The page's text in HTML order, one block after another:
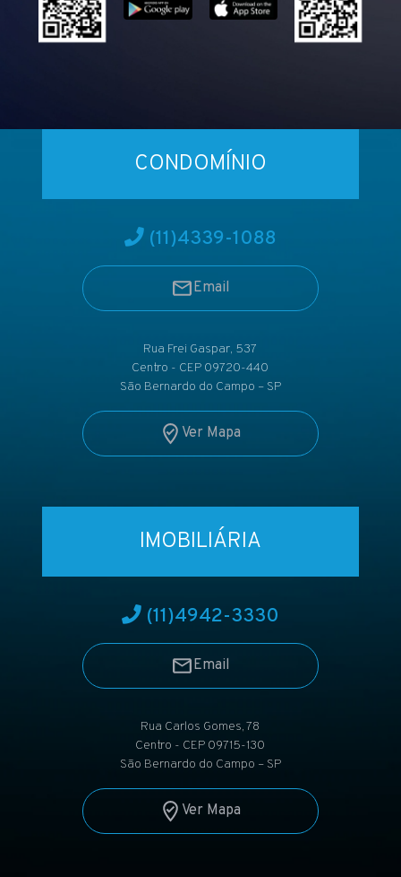
CONDOMÍNIO
(11)4339-1088
Email
Rua Frei Gaspar, 537
Centro - CEP 09720-440
São Bernardo do Campo – SP
Ver Mapa
IMOBILIÁRIA
(11)4942-3330
Email
Rua Carlos Gomes, 78
Centro - CEP 09715-130
São Bernardo do Campo – SP
Ver Mapa